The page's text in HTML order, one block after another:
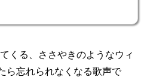
くる、ささやきのようなウィ
ら忘れられなくなる歌声で